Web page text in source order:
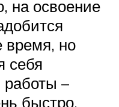
на освоение
время, но
себя
–
быстро.